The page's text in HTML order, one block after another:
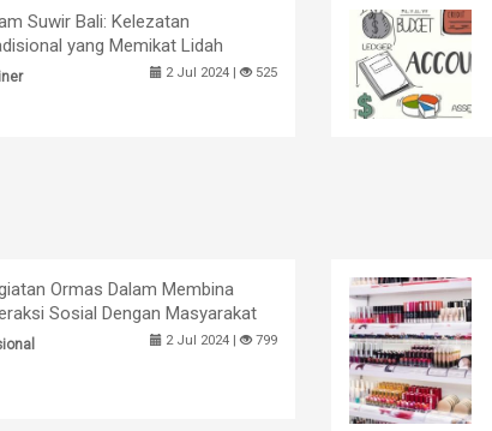
Suwir Bali: Kelezatan
yang Memikat Lidah
2 Jul 2024 | 525
Ormas Dalam Membina
Sosial Dengan Masyarakat
2 Jul 2024 | 799